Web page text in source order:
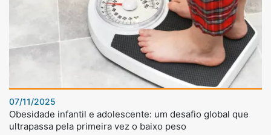
07/11/2025
Obesidade infantil e adolescente: um desafio global que
ultrapassa pela primeira vez o baixo peso